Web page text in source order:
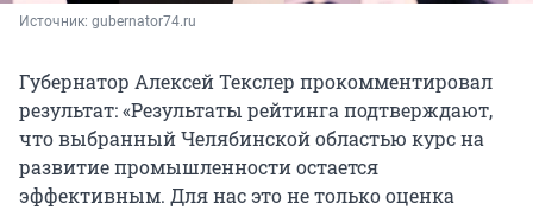
Источник: gubernator74.ru
Губернатор Алексей Текслер прокомментировал
результат: «Результаты рейтинга подтверждают,
что выбранный Челябинской областью курс на
развитие промышленности остается
эффективным. Для нас это не только оценка